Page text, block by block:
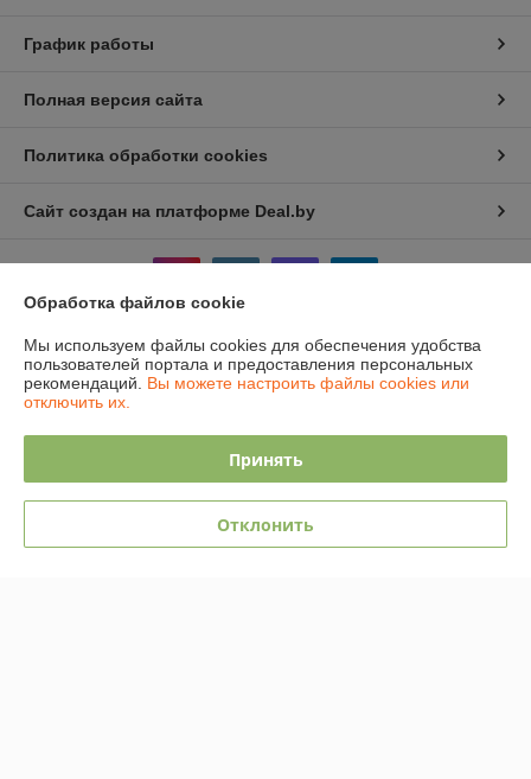
График работы
Полная версия сайта
Политика обработки cookies
Сайт создан на платформе Deal.by
Информация для покупателя
Юридическое лицо:
224028, г. Брест, ул. Орджоникидзе 16/1
Регистрационный номер ЕГР: 291339396
Обработка файлов cookie
Мы используем файлы cookies для обеспечения удобства
пользователей портала и предоставления персональных
рекомендаций. Вы можете настроить файлы cookies или
отключить их.
Принять
Отклонить